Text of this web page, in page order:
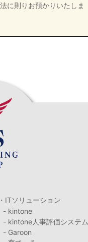
に則りお預かりいたしま
・ITソリューション
- kintone
- kintone人事評価システム
- Garoon